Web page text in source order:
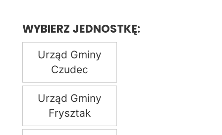
WYBIERZ JEDNOSTKĘ:
Urząd Gminy
Czudec
Urząd Gminy
Frysztak